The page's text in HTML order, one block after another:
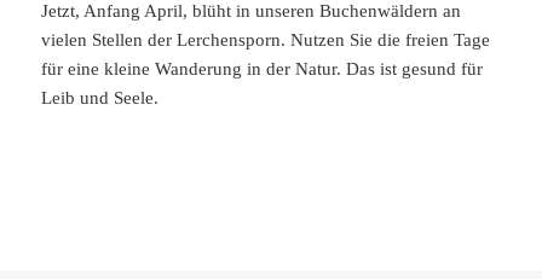
Jetzt, Anfang April, blüht in unseren Buchenwäldern an
vielen Stellen der Lerchensporn. Nutzen Sie die freien Tage
für eine kleine Wanderung in der Natur. Das ist gesund für
Leib und Seele.